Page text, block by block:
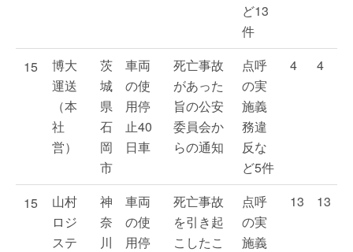
ど13
件
15
博大
運送
（本
社
営）
茨
城
県
石
岡
市
車両
の使
用停
止40
日車
死亡事故
があった
旨の公安
委員会か
らの通知
点呼
の実
施義
務違
反な
ど5件
4 4
15
山村
ロジ
ステ
神
奈
川
車両
の使
用停
死亡事故
を引き起
こしたこ
点呼
の実
施義
13 13